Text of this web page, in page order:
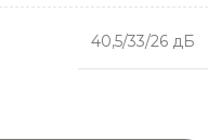
40,5/33/26 дБ